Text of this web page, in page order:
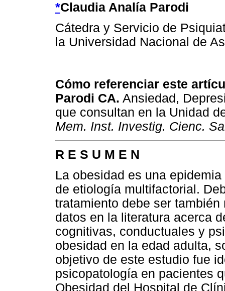
*Claudia Analía Parodi
Cátedra y Servicio de
la Universidad Nacional de
Cómo referenciar este
Parodi CA. Ansiedad,
que consultan en la Unidad
Mem. Inst. Investig. Cienc.
R E S U M E N
La obesidad es una
de etiología multifactorial.
tratamiento debe ser
datos en la literatura acerca
cognitivas, conductuales y
obesidad en la edad adulta,
objetivo de este estudio fue
psicopatología en pacientes
Obesidad del Hospital de